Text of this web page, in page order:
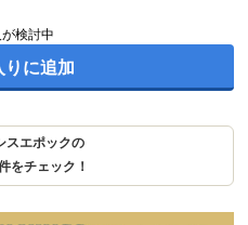
検討中
りに追加
スエポックの
をチェック！